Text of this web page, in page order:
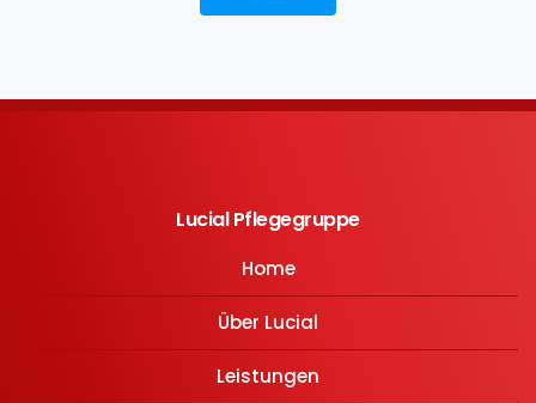
Lucial Pflegegruppe
Home
Über Lucial
Leistungen